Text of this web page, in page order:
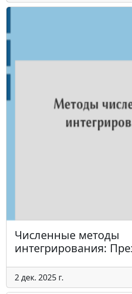
Численные методы
интегрирования:
2 дек. 2025 г.